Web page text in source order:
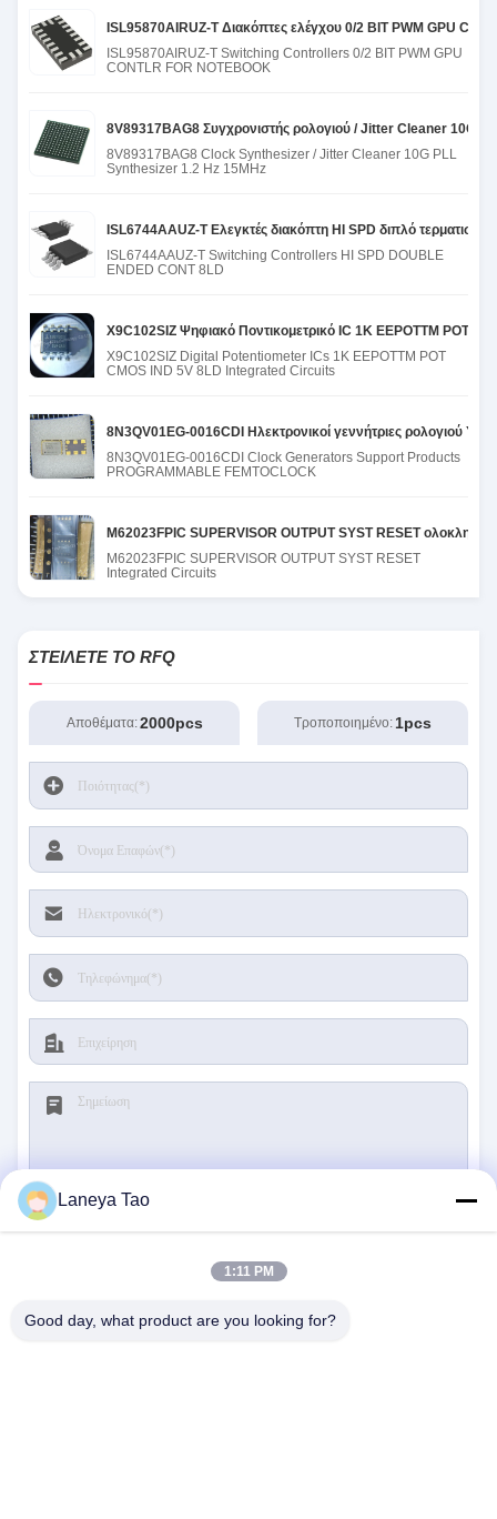
ISL95870AIRUZ-T Διακόπτες ελέγχου 0/2 BIT PWM GPU
ISL95870AIRUZ-T Switching Controllers 0/2 BIT PWM GPU
CONTLR FOR NOTEBOOK
8V89317BAG8 Συγχρονιστής ρολογιού / Jitter Cleaner 10G
8V89317BAG8 Clock Synthesizer / Jitter Cleaner 10G PLL
Synthesizer 1.2 Hz 15MHz
ISL6744AAUZ-T Ελεγκτές διακόπτη HI SPD διπλό
ISL6744AAUZ-T Switching Controllers HI SPD DOUBLE
ENDED CONT 8LD
X9C102SIZ Ψηφιακό Ποντικομετρικό IC 1K EEPOTTM POT
X9C102SIZ Digital Potentiometer ICs 1K EEPOTTM POT
CMOS IND 5V 8LD Integrated Circuits
8N3QV01EG-0016CDI Ηλεκτρονικοί γεννήτριες
8N3QV01EG-0016CDI Clock Generators Support Products
PROGRAMMABLE FEMTOCLOCK
M62023FPIC SUPERVISOR OUTPUT SYST RESET
M62023FPIC SUPERVISOR OUTPUT SYST RESET
Integrated Circuits
ΣΤΕΊΛΕΤΕ ΤΟ RFQ
Αποθέματα:2000pcs Τροποποιημένο: 1pcs
Laneya Tao
1:11 PM
Good day, what product are you looking for?